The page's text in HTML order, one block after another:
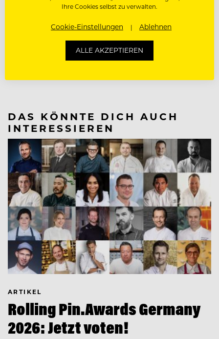
NÄCHSTER ARTIKEL
DAS KÖNNTE DICH AUCH
INTERESSIEREN
ARTIKEL
Rolling Pin.Awards Germany
2026: Jetzt voten!
Ihre Cookies selbst zu verwalten.
Cookie-Einstellungen Ablehnen
ALLE AKZEPTIEREN